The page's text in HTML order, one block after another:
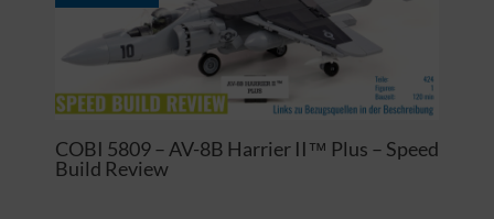
COBI 5809 – AV-8B Harrier II™ Plus – Speed
Build Review